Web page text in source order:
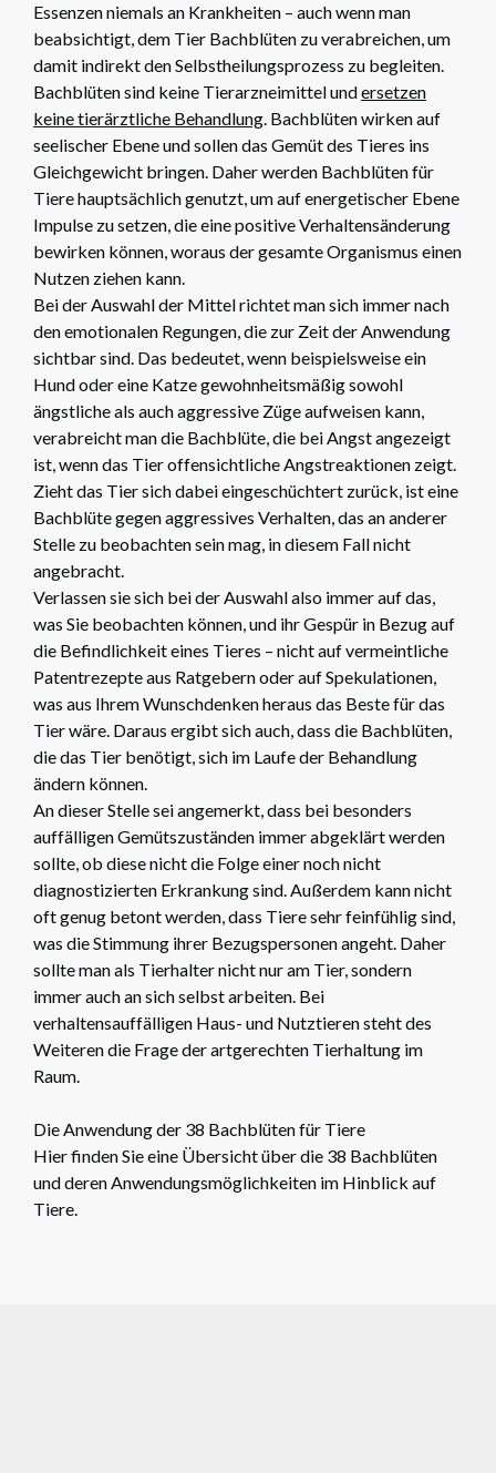
Essenzen niemals an Krankheiten – auch wenn man
beabsichtigt, dem Tier Bachblüten zu verabreichen, um
damit indirekt den Selbstheilungsprozess zu begleiten.
Bachblüten sind keine Tierarzneimittel undersetzen
keine tierärztliche Behandlung. Bachblüten wirken auf
seelischer Ebene und sollen das Gemüt des Tieres ins
Gleichgewicht bringen. Daher werden Bachblüten für
Tiere hauptsächlich genutzt, um auf energetischer Ebene
Impulse zu setzen, die eine positive Verhaltensänderung
bewirken können, woraus der gesamte Organismus einen
Nutzen ziehen kann.
Bei der Auswahl der Mittel richtet man sich immer nach
den emotionalen Regungen, die zur Zeit der Anwendung
sichtbar sind. Das bedeutet, wenn beispielsweise ein
Hund oder eine Katze gewohnheitsmäßig sowohl
ängstliche als auch aggressive Züge aufweisen kann,
verabreicht man die Bachblüte, die bei Angst angezeigt
ist, wenn das Tier offensichtliche Angstreaktionen zeigt.
Zieht das Tier sich dabei eingeschüchtert zurück, ist eine
Bachblüte gegen aggressives Verhalten, das an anderer
Stelle zu beobachten sein mag, in diesem Fall nicht
angebracht.
Verlassen sie sich bei der Auswahl also immer auf das,
was Sie beobachten können, und ihr Gespür in Bezug auf
die Befindlichkeit eines Tieres – nicht auf vermeintliche
Patentrezepte aus Ratgebern oder auf Spekulationen,
was aus Ihrem Wunschdenken heraus das Beste für das
Tier wäre. Daraus ergibt sich auch, dass die Bachblüten,
die das Tier benötigt, sich im Laufe der Behandlung
ändern können.
An dieser Stelle sei angemerkt, dass bei besonders
auffälligen Gemütszuständen immer abgeklärt werden
sollte, ob diese nicht die Folge einer noch nicht
diagnostizierten Erkrankung sind. Außerdem kann nicht
oft genug betont werden, dass Tiere sehr feinfühlig sind,
was die Stimmung ihrer Bezugspersonen angeht. Daher
sollte man als Tierhalter nicht nur am Tier, sondern
immer auch an sich selbst arbeiten. Bei
verhaltensauffälligen Haus- und Nutztieren steht des
Weiteren die Frage der artgerechten Tierhaltung im
Raum.
Die Anwendung der 38 Bachblüten für Tiere
Hier finden Sie eine Übersicht über die 38 Bachblüten
und deren Anwendungsmöglichkeiten im Hinblick auf
Tiere.